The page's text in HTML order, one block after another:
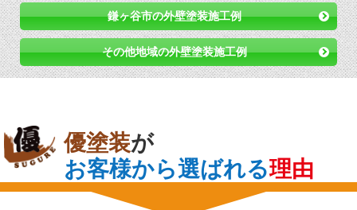
鎌ヶ谷市の外壁塗装施工例
その他地域の外壁塗装施工例
優塗装が
お客様から選ばれる理由